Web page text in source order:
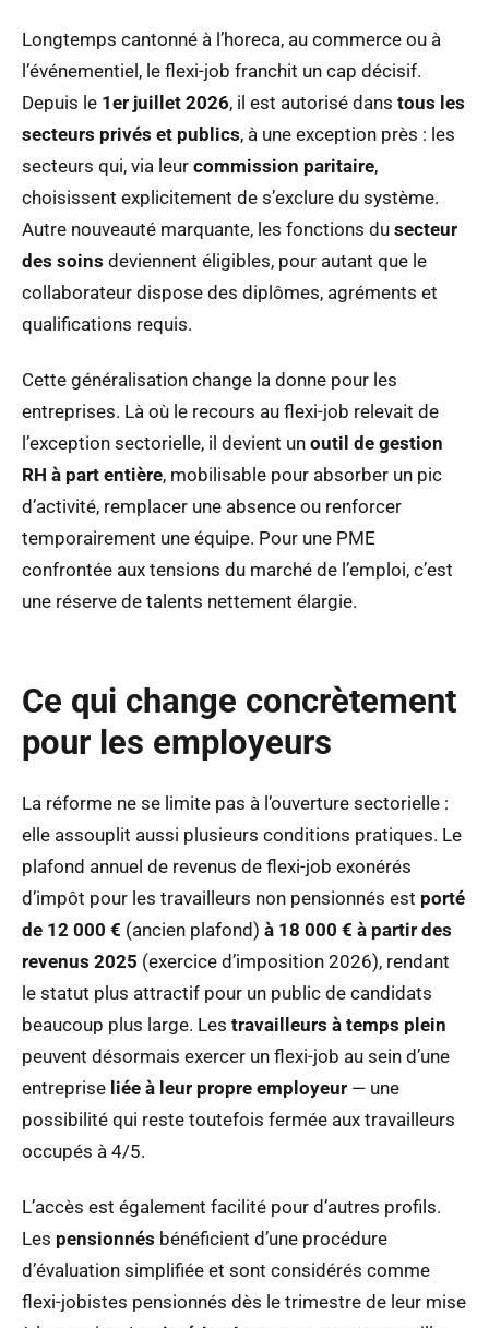
Longtemps cantonné à l’horeca, au commerce ou à
l’événementiel, le flexi-job franchit un cap décisif.
Depuis le 1er juillet 2026, il est autorisé dans tous les
secteurs privés et publics, à une exception près : les
secteurs qui, via leur commission paritaire,
choisissent explicitement de s’exclure du système.
Autre nouveauté marquante, les fonctions du secteur
des soins deviennent éligibles, pour autant que le
collaborateur dispose des diplômes, agréments et
qualifications requis.
Cette généralisation change la donne pour les
entreprises. Là où le recours au flexi-job relevait de
l’exception sectorielle, il devient un outil de gestion
RH à part entière, mobilisable pour absorber un pic
d’activité, remplacer une absence ou renforcer
temporairement une équipe. Pour une PME
confrontée aux tensions du marché de l’emploi, c’est
une réserve de talents nettement élargie.
Ce qui change concrètement
pour les employeurs
La réforme ne se limite pas à l’ouverture sectorielle :
elle assouplit aussi plusieurs conditions pratiques. Le
plafond annuel de revenus de flexi-job exonérés
d’impôt pour les travailleurs non pensionnés est porté
de 12 000 € (ancien plafond) à 18 000 € à partir des
revenus 2025 (exercice d’imposition 2026), rendant
le statut plus attractif pour un public de candidats
beaucoup plus large. Les travailleurs à temps plein
peuvent désormais exercer un flexi-job au sein d’une
entreprise liée à leur propre employeur — une
possibilité qui reste toutefois fermée aux travailleurs
occupés à 4/5.
L’accès est également facilité pour d’autres profils.
Les pensionnés bénéficient d’une procédure
d’évaluation simplifiée et sont considérés comme
flexi-jobistes pensionnés dès le trimestre de leur mise